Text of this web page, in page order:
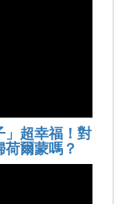
」超幸福！對
爾蒙嗎？